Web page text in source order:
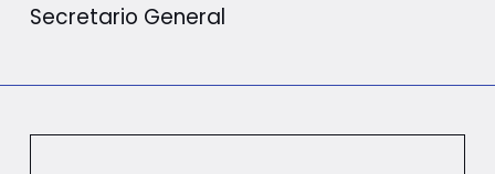
Secretario General